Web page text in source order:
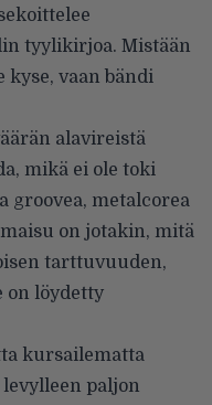
tyylikirjoa. Mistään
kyse, vaan bändi
alavireistä
mikä ei ole toki
groovea, metalcorea
on jotakin, mitä
tarttuvuuden,
on löydetty
kursailematta
paljon